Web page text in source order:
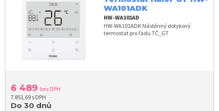
WA101ADK
HW-WA101AD
HW-WA101ADK Nástěnný dotykový
termostat pro řadu TČ_GT
6 489 bez DPH
7 851,69 s DPH
Do 30 dnů